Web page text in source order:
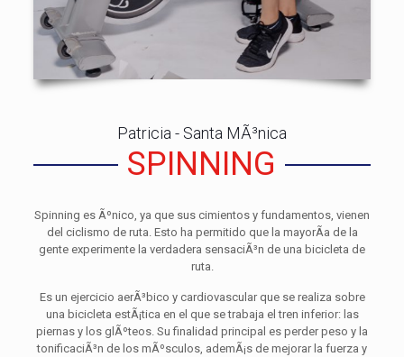
Patricia - Santa MÃ³nica
SPINNING
Spinning es Ãºnico, ya que sus cimientos y fundamentos, vienen
del ciclismo de ruta. Esto ha permitido que la mayorÃ­a de la
gente experimente la verdadera sensaciÃ³n de una bicicleta de
ruta.
Es un ejercicio aerÃ³bico y cardiovascular que se realiza sobre
una bicicleta estÃ¡tica en el que se trabaja el tren inferior: las
piernas y los glÃºteos. Su finalidad principal es perder peso y la
tonificaciÃ³n de los mÃºsculos, ademÃ¡s de mejorar la fuerza y